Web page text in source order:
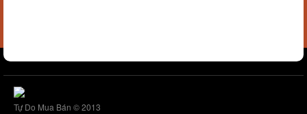
Tự Do Mua Bán © 2013